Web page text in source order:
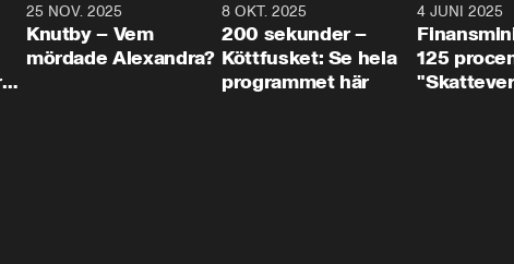
31:05
25 NOV. 2025
Knutby – Vem
mördade Alexandra?
4:29
8 OKT. 2025
200 sekunder –
Köttfusket: Se hela
programmet här
4 JUNI 2025
125